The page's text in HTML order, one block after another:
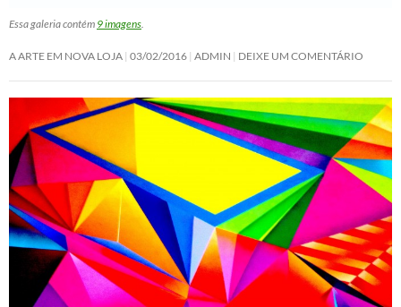
Essa galeria contém 9 imagens.
A ARTE EM NOVA LOJA 03/02/2016 ADMIN DEIXE UM COMENTÁRIO